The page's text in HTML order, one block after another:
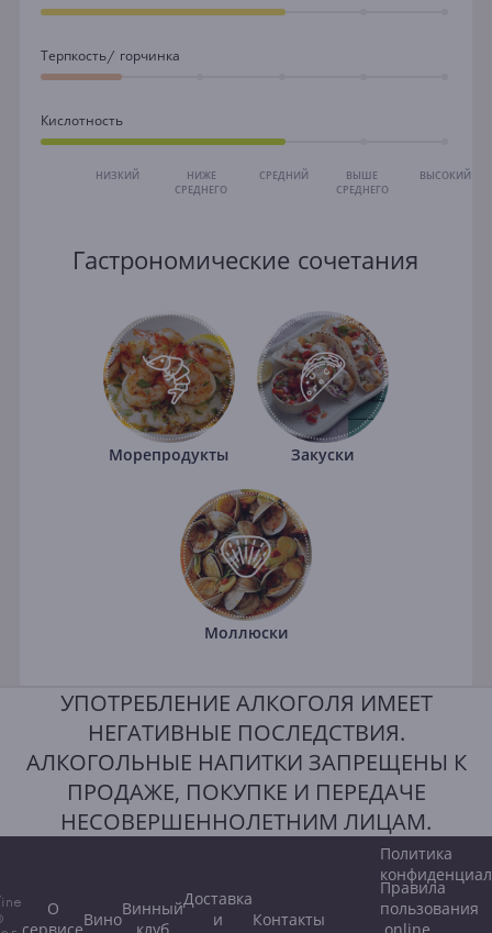
Терпкость/ горчинка
Кислотность
НИЗКИЙ
НИЖЕ
СРЕДНЕГО
СРЕДНИЙ
ВЫШЕ
СРЕДНЕГО
ВЫСОКИЙ
Гастрономические сочетания
Морепродукты Закуски
Моллюски
УПОТРЕБЛЕНИЕ АЛКОГОЛЯ ИМЕЕТ
НЕГАТИВНЫЕ ПОСЛЕДСТВИЯ.
АЛКОГОЛЬНЫЕ НАПИТКИ ЗАПРЕЩЕНЫ К
ПРОДАЖЕ, ПОКУПКЕ И ПЕРЕДАЧЕ
НЕСОВЕРШЕННОЛЕТНИМ ЛИЦАМ.
О
ВиноВинныйДоставка
и
Контакты
Политика
Правила
пользования